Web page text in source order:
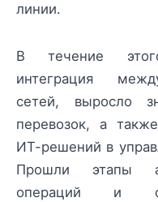
линии.
В течение
интеграция
сетей, выросло
перевозок, а
ИТ-решений в
Прошли этапы
операций и